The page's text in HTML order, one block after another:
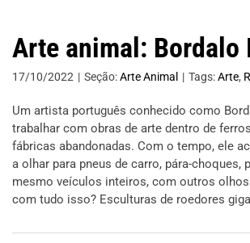
Arte animal: Bordalo
17/10/2022 | Seção:Arte Animal | Tags:Arte,
Um artista português conhecido como
trabalhar com obras de arte dentro de
fábricas abandonadas. Com o tempo, ele
a olhar para pneus de carro, pára-choques,
mesmo veículos inteiros, com outros
com tudo isso? Esculturas de roedores